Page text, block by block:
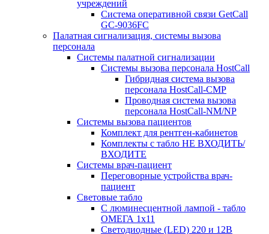
учреждений
Система оперативной связи GetCall
GC-9036FC
Палатная сигнализация, системы вызова
персонала
Системы палатной сигнализации
Системы вызова персонала HostCall
Гибридная система вызова
персонала HostCall-CMP
Проводная система вызова
персонала HostCall-NM/NP
Системы вызова пациентов
Комплект для рентген-кабинетов
Комплекты с табло НЕ ВХОДИТЬ/
ВХОДИТЕ
Системы врач-пациент
Переговорные устройства врач-
пациент
Световые табло
С люминесцентной лампой - табло
ОМЕГА 1х11
Светодиодные (LED) 220 и 12В